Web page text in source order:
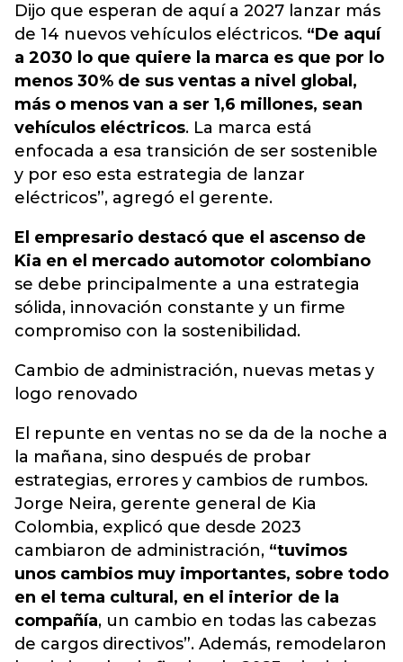
Dijo que esperan de aquí a 2027 lanzar más
de 14 nuevos vehículos eléctricos. “De aquí
a 2030 lo que quiere la marca es que por lo
menos 30% de sus ventas a nivel global,
más o menos van a ser 1,6 millones, sean
vehículos eléctricos. La marca está
enfocada a esa transición de ser sostenible
y por eso esta estrategia de lanzar
eléctricos”, agregó el gerente.
El empresario destacó que el ascenso de
Kia en el mercado automotor colombiano
se debe principalmente a una estrategia
sólida, innovación constante y un firme
compromiso con la sostenibilidad.
Cambio de administración, nuevas metas y
logo renovado
El repunte en ventas no se da de la noche a
la mañana, sino después de probar
estrategias, errores y cambios de rumbos.
Jorge Neira, gerente general de Kia
Colombia, explicó que desde 2023
cambiaron de administración, “tuvimos
unos cambios muy importantes, sobre todo
en el tema cultural, en el interior de la
compañía, un cambio en todas las cabezas
de cargos directivos”. Además, remodelaron